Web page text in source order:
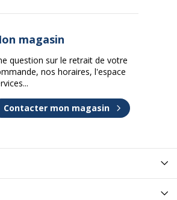
magasin
question sur le retrait de votre
nos horaires, l'espace
Contacter mon magasin